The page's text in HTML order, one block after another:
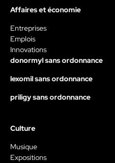
Affaires et économie
Entreprises
Emplois
Innovations
donormyl sans ordonnance
lexomil sans ordonnance
priligy sans ordonnance
Culture
Musique
Expositions